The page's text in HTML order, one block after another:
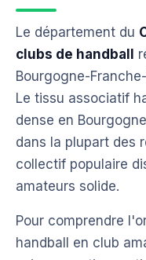
Le département du
clubs de handball
Bourgogne-
Le tissu associatif
dense en
dans la plupart des
collectif populaire
amateurs solide.
Pour comprendre
handball en club